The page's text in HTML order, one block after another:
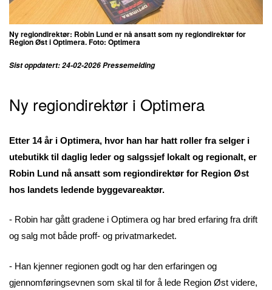
Ny regiondirektør: Robin Lund er nå ansatt som ny regiondirektør for
Region Øst i Optimera. Foto: Optimera
Sist oppdatert: 24-02-2026 Pressemelding
Ny regiondirektør i Optimera
Etter 14 år i Optimera, hvor han har hatt roller fra selger i
utebutikk til daglig leder og salgssjef lokalt og regionalt, er
Robin Lund nå ansatt som regiondirektør for Region Øst
hos landets ledende byggevareaktør.
- Robin har gått gradene i Optimera og har bred erfaring fra drift
og salg mot både proff- og privatmarkedet.
- Han kjenner regionen godt og har den erfaringen og
gjennomføringsevnen som skal til for å lede Region Øst videre,